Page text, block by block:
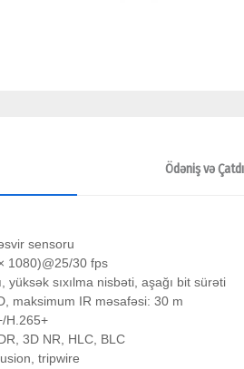
Ödəniş və
sensoru
1080)@25/30 fps
sıxılma nisbəti, aşağı bit sürəti
maksimum IR məsafəsi: 30 m
H.265+
3D NR, HLC, BLC
tripwire